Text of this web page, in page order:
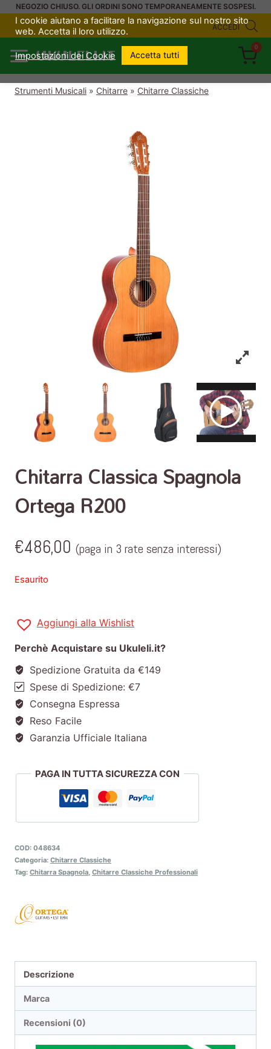
SaltaNEGOZIO CHIUSO. GLI ORDINI SONO TEMPORANEAMENTE SOSPESI.
ACCEDI
UKULELI.IT
0
Strumenti Musicali » Chitarre » Chitarre Classiche
Chitarra Classica Spagnola
Ortega R200
€486,00 (paga in 3 rate senza interessi)
Esaurito
Aggiungi alla Wishlist
Perchè Acquistare su Ukuleli.it?
Spedizione Gratuita da €149
Spese di Spedizione: €7
Consegna Espressa
Reso Facile
Garanzia Ufficiale Italiana
PAGA IN TUTTA SICUREZZA CON
COD: 048634
Categoria: Chitarre Classiche
Tag: Chitarra Spagnola, Chitarre Classiche Professionali
Descrizione
Marca
Recensioni (0)
I cookie aiutano a facilitare la navigazione sul nostro sito
web. Accetta il loro utilizzo.
Impostazioni dei Cookie Accetta tutti